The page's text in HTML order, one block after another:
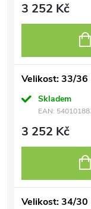
3 252 Kč
Velikost: 33/36
Skladem
EAN:
3 252 Kč
Velikost: 34/30